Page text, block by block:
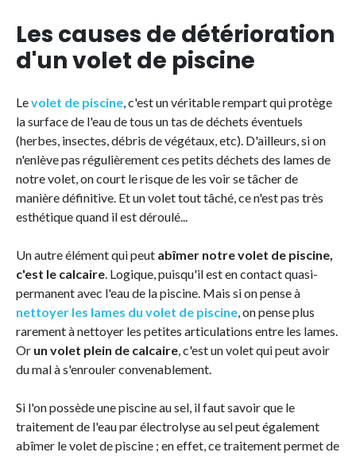
Les causes de détérioration
d'un volet de piscine
Levolet de piscine, c'est un véritable rempart qui protège
la surface de l'eau de tous un tas de déchets éventuels
(herbes, insectes, débris de végétaux, etc). D'ailleurs, si on
n'enlève pas régulièrement ces petits déchets des lames de
notre volet, on court le risque de les voir se tâcher de
manière définitive. Et un volet tout tâché, ce n'est pas très
esthétique quand il est déroulé...
Un autre élément qui peut abîmer notre volet de piscine,
c'est le calcaire. Logique, puisqu'il est en contact quasi-
permanent avec l'eau de la piscine. Mais si on pense à
nettoyer les lames du volet de piscine, on pense plus
rarement à nettoyer les petites articulations entre les lames.
Or un volet plein de calcaire, c'est un volet qui peut avoir
du mal à s'enrouler convenablement.
Si l'on possède une piscine au sel, il faut savoir que le
traitement de l'eau par électrolyse au sel peut également
abîmer le volet de piscine ; en effet, ce traitement permet de